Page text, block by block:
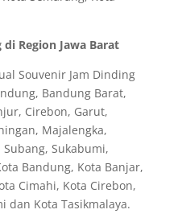
Region Jawa Barat
Souvenir Jam Dinding
Bandung Barat,
Cirebon, Garut,
Majalengka,
Sukabumi,
Bandung, Kota Banjar,
Cimahi, Kota Cirebon,
dan Kota Tasikmalaya.